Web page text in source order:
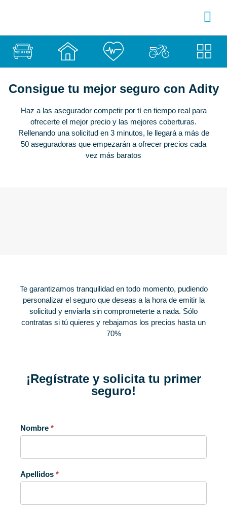
Consigue tu mejor seguro con Adity
Haz a las asegurador competir por tí en tiempo real para
ofrecerte el mejor precio y las mejores coberturas.
Rellenando una solicitud en 3 minutos, le llegará a más de
50 aseguradoras que empezarán a ofrecer precios cada
vez más baratos
Te garantizamos tranquilidad en todo momento, pudiendo
personalizar el seguro que deseas a la hora de emitir la
solicitud y enviarla sin comprometerte a nada. Sólo
contratas si tú quieres y rebajamos los precios hasta un
70%
¡Regístrate y solicita tu primer
seguro!
Nombre *
Apellidos *